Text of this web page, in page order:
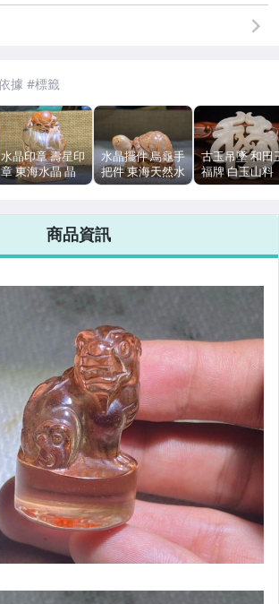
水晶印章 壽星印
章 東海水晶 晶
體通透 篆刻擺飾
水晶擺件 烏龜手
把件 東海天然水
晶 龜殼紋 包漿
古玉吊墜 和田
福牌 白玉山料
文玩玉器 頸飾
商品資訊